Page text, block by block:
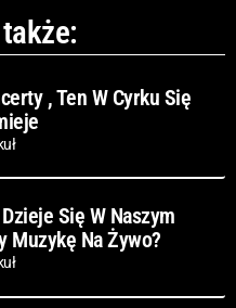
, Ten W Cyrku Się
Się W Naszym
Muzykę Na Żywo?